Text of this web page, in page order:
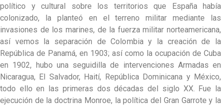
político y cultural sobre los territorios que España había
colonizado, la planteó en el terreno militar mediante las
invasiones de los marines, de la fuerza militar norteamericana,
así vemos la separación de Colombia y la creación de la
República de Panamá, en 1903; así como la ocupación de Cuba
en 1902, hubo una seguidilla de intervenciones Armadas en
Nicaragua, El Salvador, Haití, República Dominicana y México,
todo ello en las primeras dos décadas del siglo XX. Fue la
ejecución de la doctrina Monroe, la política del Gran Garrote y la